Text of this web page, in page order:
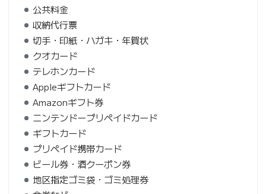
公共料金
収納代行票
切手・印紙・ハガキ・年賀状
クオカード
テレホンカード
Appleギフトカード
Amazonギフト券
ニンテンドープリペイドカード
ギフトカード
プリペイド携帯カード
ビール券・酒クーポン券
地区指定ゴミ袋・ゴミ処理券